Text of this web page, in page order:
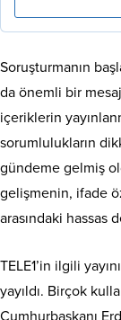
Soruşturmanın
da önemli bir
içeriklerin
sorumlulukların
gündeme gelmiş
gelişmenin, ifade
arasındaki hassas
TELE1’in ilgili
yayıldı. Birçok
Cumhurbaşkanı